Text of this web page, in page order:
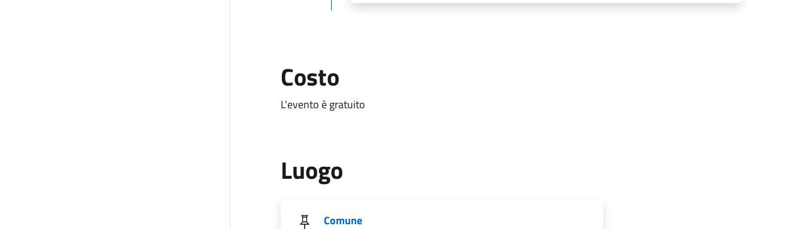
Costo
L'evento è gratuito
Luogo
Comune